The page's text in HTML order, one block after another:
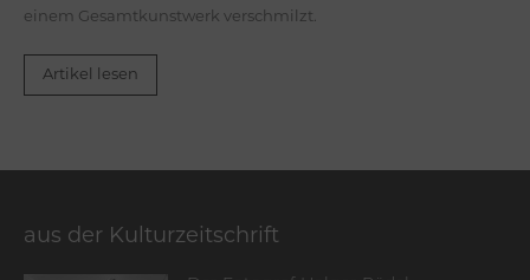
einem Gesamtkunstwerk verschmilzt.
Artikel lesen
aus der Kulturzeitschrift